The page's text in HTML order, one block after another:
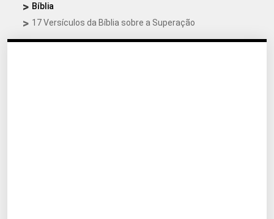
Bíblia
17 Versículos da Bíblia sobre a Superação